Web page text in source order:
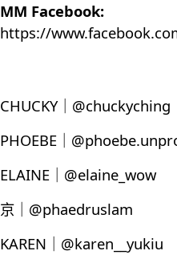
MM Facebook:
https://
CHUCKY｜@chuckyching
PHOEBE｜
ELAINE｜@elaine_wow
京｜@phaedruslam
KAREN｜@karen__yukiu